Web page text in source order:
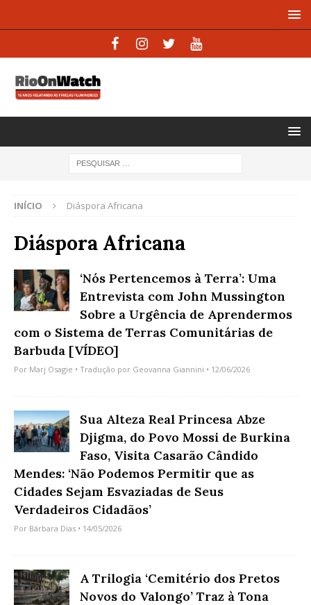
INÍCIO Diáspora Africana
Diáspora Africana
‘Nós Pertencemos à Terra’: Uma
Entrevista com John Mussington
Sobre a Urgência de Aprendermos
com o Sistema de Terras Comunitárias de
Barbuda [VÍDEO]
Por Marj Osagie • Tradução por Geovanna Giannini • 12/06/2026
Sua Alteza Real Princesa Abze
Djigma, do Povo Mossi de Burkina
Faso, Visita Casarão Cândido
Mendes: ‘Não Podemos Permitir que as
Cidades Sejam Esvaziadas de Seus
Verdadeiros Cidadãos’
Por Bárbara Dias • 14/05/2026
A Trilogia ‘Cemitério dos Pretos
Novos do Valongo’ Traz à Tona